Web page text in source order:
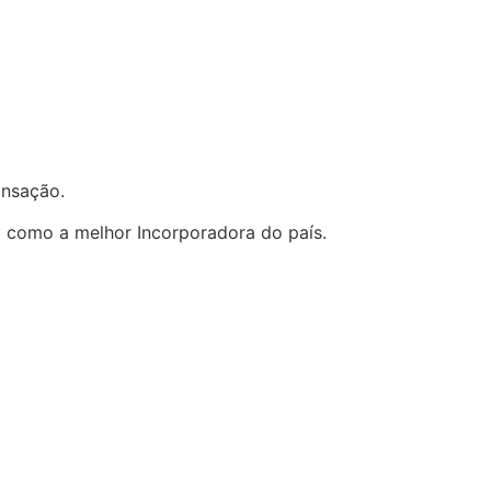
a melhor Incorporadora do país.